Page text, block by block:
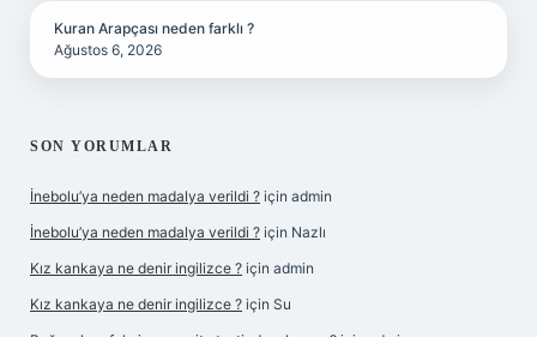
Kuran Arapçası neden farklı ?
Ağustos 6, 2026
SON YORUMLAR
İnebolu’ya neden madalya verildi ? için admin
İnebolu’ya neden madalya verildi ? için Nazlı
Kız kankaya ne denir ingilizce ? için admin
Kız kankaya ne denir ingilizce ? için Su